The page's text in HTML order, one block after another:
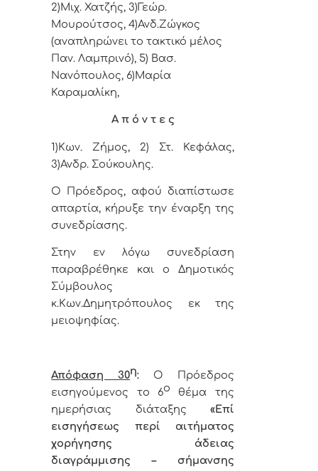
2)Μιχ. Χατζής, 3)Γεώρ.
Μουρούτσος, 4)Ανδ.Ζώγκος
(αναπληρώνει το τακτικό μέλος
Παν. Λαμπρινό), 5) Βασ.
Νανόπουλος, 6)Μαρία
Καραμαλίκη,
Α π ό ν τ ε ς
1)Κων. Ζήμος, 2) Στ. Κεφάλας,
3)Ανδρ. Σούκουλης.
Ο Πρόεδρος, αφού διαπίστωσε
απαρτία, κήρυξε την έναρξη της
συνεδρίασης.
Στην εν λόγω συνεδρίαση
παραβρέθηκε και ο Δημοτικός
Σύμβουλος
κ.Κων.Δημητρόπουλος εκ της
μειοψηφίας.
Απόφαση 30η: Ο Πρόεδρος
εισηγούμενος το 6ο θέμα της
ημερήσιας διάταξης «Επί
εισηγήσεως περί αιτήματος
χορήγησης άδειας
διαγράμμισης – σήμανσης